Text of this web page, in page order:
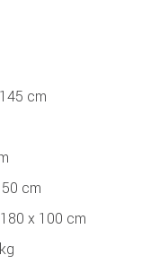
cm
cm
x 100 cm